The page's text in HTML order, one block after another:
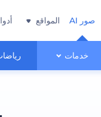
صور AI
خدمات
المواقع